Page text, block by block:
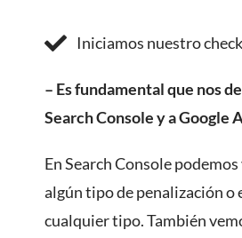
Iniciamos nuestro
– Es fundamental que nos
Search Console y a Google
En Search Console
algún tipo de penalización o
cualquier tipo. También